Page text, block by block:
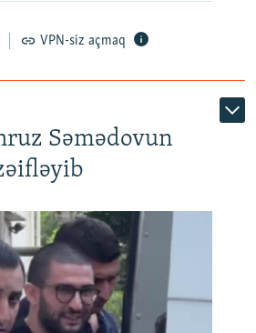
VPN-siz açmaq
Səmədovun